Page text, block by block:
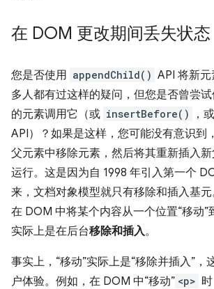
在 DOM 更改期间丢失状态
您是否使用 appendChild() API 将新
多人都有过这样的疑问，但您是否曾尝
的元素调用它（或 insertBefore()
，
API）？如果是这样，您可能没有意识到
父元素中移除元素，然后将其重新插入
运行。这是因为自 1998 年引入第一个
来，文档对象模型就只有移除和插入基
在 DOM 中将某个内容从一个位置“移动”
实际上是在后台移除和插入。
事实上，“移动”实际上是“移除并插入”，
户体验。例如，在 DOM 中“移动” <p>